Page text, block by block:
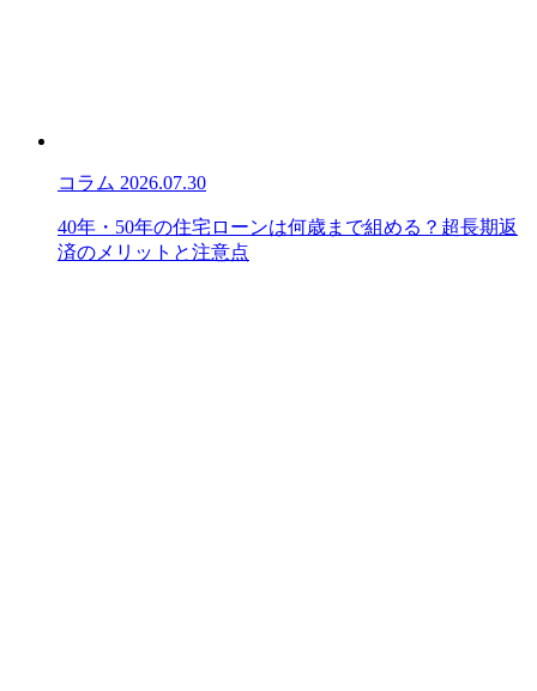
コラム 2026.07.30
40年・50年の住宅ローンは何歳まで組める？超長期返
済のメリットと注意点